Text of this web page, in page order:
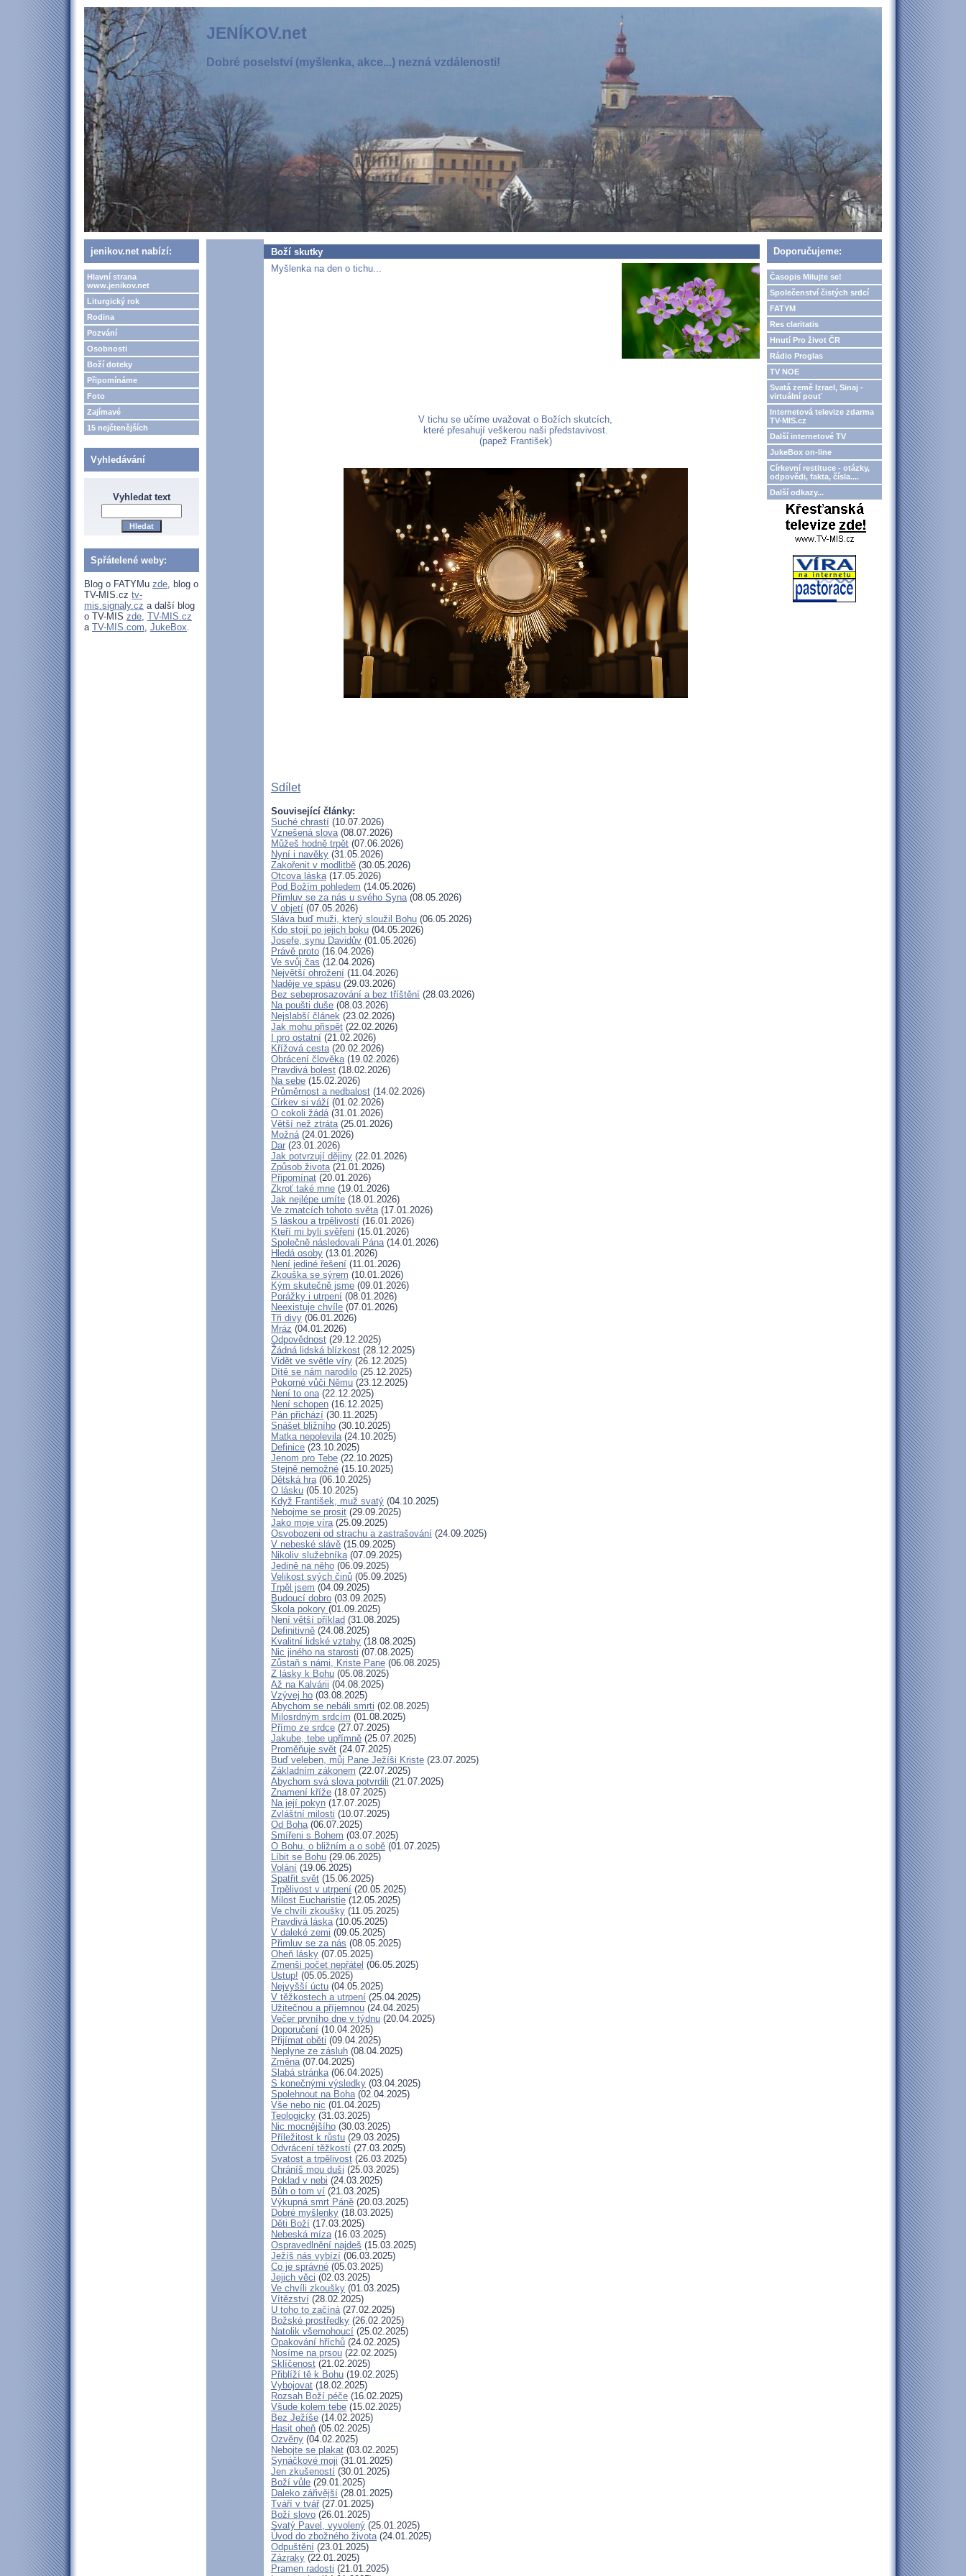
JENÍKOV.net
Dobré poselství (myšlenka, akce...) nezná vzdálenosti!
jenikov.net nabízí:
Hlavní strana
www.jenikov.net
Liturgický rok
Rodina
Pozvání
Osobnosti
Boží doteky
Připomínáme
Foto
Zajímavé
15 nejčtenějších
Vyhledávání
Vyhledat text
Spřátelené weby:
Blog o FATYMu zde, blog o
TV-MIS.cz tv-
mis.signaly.cz a další blog
o TV-MIS zde, TV-MIS.cz
a TV-MIS.com, JukeBox.
Boží skutky
Myšlenka na den o tichu...
V tichu se učíme uvažovat o Božích skutcích,
které přesahují veškerou naši představivost.
(papež František)
Sdílet
Související články:
Suché chrastí (10.07.2026)
Vznešená slova(08.07.2026)
Můžeš hodně trpět (07.06.2026)
Nyní i navěky (31.05.2026)
Zakořenit v modlitbě (30.05.2026)
Otcova láska(17.05.2026)
Pod Božím pohledem (14.05.2026)
Přimluv se za nás u svého Syna(08.05.2026)
V objetí (07.05.2026)
Sláva buď muži, který sloužil Bohu (06.05.2026)
Kdo stojí po jejich boku (04.05.2026)
Josefe, synu Davidův (01.05.2026)
Právě proto (16.04.2026)
Ve svůj čas (12.04.2026)
Největší ohrožení (11.04.2026)
Naděje ve spásu (29.03.2026)
Bez sebeprosazování a bez tříštění (28.03.2026)
Na poušti duše (08.03.2026)
Nejslabší článek (23.02.2026)
Jak mohu přispět (22.02.2026)
I pro ostatní (21.02.2026)
Křížová cesta(20.02.2026)
Obrácení člověka(19.02.2026)
Pravdivá bolest (18.02.2026)
Na sebe (15.02.2026)
Průměrnost a nedbalost (14.02.2026)
Církev si váží (01.02.2026)
O cokoli žádá(31.01.2026)
Větší než ztráta(25.01.2026)
Možná(24.01.2026)
Dar (23.01.2026)
Jak potvrzují dějiny (22.01.2026)
Způsob života(21.01.2026)
Připomínat (20.01.2026)
Zkroť také mne (19.01.2026)
Jak nejlépe umíte (18.01.2026)
Ve zmatcích tohoto světa(17.01.2026)
S láskou a trpělivostí (16.01.2026)
Kteří mi byli svěřeni (15.01.2026)
Společně následovali Pána(14.01.2026)
Hledá osoby (13.01.2026)
Není jediné řešení (11.01.2026)
Zkouška se sýrem (10.01.2026)
Kým skutečně jsme (09.01.2026)
Porážky i utrpení (08.01.2026)
Neexistuje chvíle (07.01.2026)
Tři divy (06.01.2026)
Mráz (04.01.2026)
Odpovědnost (29.12.2025)
Žádná lidská blízkost (28.12.2025)
Vidět ve světle víry (26.12.2025)
Dítě se nám narodilo (25.12.2025)
Pokorné vůči Němu (23.12.2025)
Není to ona(22.12.2025)
Není schopen (16.12.2025)
Pán přichází (30.11.2025)
Snášet bližního (30.10.2025)
Matka nepolevila(24.10.2025)
Definice (23.10.2025)
Jenom pro Tebe (22.10.2025)
Stejně nemožné (15.10.2025)
Dětská hra(06.10.2025)
O lásku (05.10.2025)
Když František, muž svatý (04.10.2025)
Nebojme se prosit (29.09.2025)
Jako moje víra(25.09.2025)
Osvobozeni od strachu a zastrašování (24.09.2025)
V nebeské slávě (15.09.2025)
Nikoliv služebníka(07.09.2025)
Jedině na něho (06.09.2025)
Velikost svých činů (05.09.2025)
Trpěl jsem (04.09.2025)
Budoucí dobro (03.09.2025)
Škola pokory (01.09.2025)
Není větší příklad (31.08.2025)
Definitivně (24.08.2025)
Kvalitní lidské vztahy (18.08.2025)
Nic jiného na starosti (07.08.2025)
Zůstaň s námi, Kriste Pane (06.08.2025)
Z lásky k Bohu (05.08.2025)
Až na Kalvárii (04.08.2025)
Vzývej ho (03.08.2025)
Abychom se nebáli smrti (02.08.2025)
Milosrdným srdcím (01.08.2025)
Přímo ze srdce (27.07.2025)
Jakube, tebe upřímně (25.07.2025)
Proměňuje svět (24.07.2025)
Buď veleben, můj Pane Ježíši Kriste (23.07.2025)
Základním zákonem (22.07.2025)
Abychom svá slova potvrdili (21.07.2025)
Znamení kříže (18.07.2025)
Na její pokyn (17.07.2025)
Zvláštní milosti (10.07.2025)
Od Boha(06.07.2025)
Smířeni s Bohem (03.07.2025)
O Bohu, o bližním a o sobě (01.07.2025)
Líbit se Bohu (29.06.2025)
Volání (19.06.2025)
Spatřit svět (15.06.2025)
Trpělivost v utrpení (20.05.2025)
Milost Eucharistie (12.05.2025)
Ve chvíli zkoušky (11.05.2025)
Pravdivá láska(10.05.2025)
V daleké zemi (09.05.2025)
Přimluv se za nás (08.05.2025)
Oheň lásky (07.05.2025)
Zmenši počet nepřátel (06.05.2025)
Ustup! (05.05.2025)
Nejvyšší úctu (04.05.2025)
V těžkostech a utrpení (25.04.2025)
Užitečnou a příjemnou (24.04.2025)
Večer prvního dne v týdnu (20.04.2025)
Doporučení (10.04.2025)
Přijímat oběti (09.04.2025)
Neplyne ze zásluh (08.04.2025)
Změna(07.04.2025)
Slabá stránka(06.04.2025)
S konečnými výsledky (03.04.2025)
Spolehnout na Boha(02.04.2025)
Vše nebo nic (01.04.2025)
Teologicky (31.03.2025)
Nic mocnějšího (30.03.2025)
Příležitost k růstu (29.03.2025)
Odvrácení těžkostí (27.03.2025)
Svatost a trpělivost (26.03.2025)
Chráníš mou duši (25.03.2025)
Poklad v nebi (24.03.2025)
Bůh o tom ví (21.03.2025)
Výkupná smrt Páně (20.03.2025)
Dobré myšlenky (18.03.2025)
Děti Boží (17.03.2025)
Nebeská míza(16.03.2025)
Ospravedlnění najdeš (15.03.2025)
Ježíš nás vybízí (06.03.2025)
Co je správné (05.03.2025)
Jejich věci (02.03.2025)
Ve chvíli zkoušky (01.03.2025)
Vítězství (28.02.2025)
U toho to začíná(27.02.2025)
Božské prostředky (26.02.2025)
Natolik všemohoucí (25.02.2025)
Opakování hříchů (24.02.2025)
Nosíme na prsou (22.02.2025)
Sklíčenost (21.02.2025)
Přiblíží tě k Bohu (19.02.2025)
Vybojovat (18.02.2025)
Rozsah Boží péče (16.02.2025)
Všude kolem tebe (15.02.2025)
Bez Ježíše (14.02.2025)
Hasit oheň (05.02.2025)
Ozvěny (04.02.2025)
Nebojte se plakat (03.02.2025)
Synáčkové moji (31.01.2025)
Jen zkušeností (30.01.2025)
Boží vůle (29.01.2025)
Daleko zářivější (28.01.2025)
Tváří v tvář(27.01.2025)
Boží slovo (26.01.2025)
Svatý Pavel, vyvolený (25.01.2025)
Úvod do zbožného života(24.01.2025)
Odpuštění (23.01.2025)
Zázraky (22.01.2025)
Pramen radosti (21.01.2025)
Doporučujeme:
Časopis Milujte se!
Společenství čistých srdcí
FATYM
Res claritatis
Hnutí Pro život ČR
Rádio Proglas
TV NOE
Svatá země Izrael, Sinaj -
virtuální pouť
Internetová televize zdarma
TV-MIS.cz
Další internetové TV
JukeBox on-line
Církevní restituce - otázky,
odpovědi, fakta, čísla....
Další odkazy...